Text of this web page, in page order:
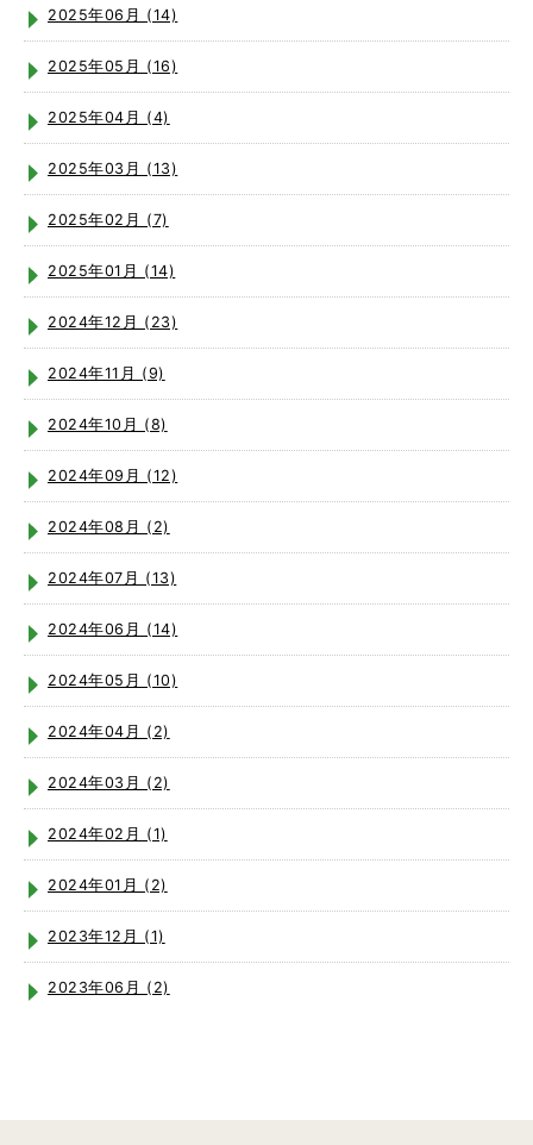
2025年06月 (14)
2025年05月 (16)
2025年04月 (4)
2025年03月 (13)
2025年02月 (7)
2025年01月 (14)
2024年12月 (23)
2024年11月 (9)
2024年10月 (8)
2024年09月 (12)
2024年08月 (2)
2024年07月 (13)
2024年06月 (14)
2024年05月 (10)
2024年04月 (2)
2024年03月 (2)
2024年02月 (1)
2024年01月 (2)
2023年12月 (1)
2023年06月 (2)